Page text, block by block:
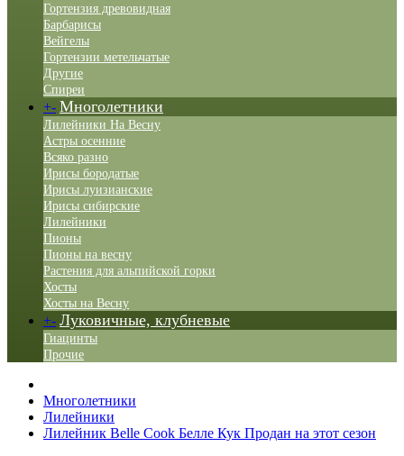
Гортензия древовидная
Барбарисы
Вейгелы
Гортензии метельчатые
Другие
Спиреи
+- Многолетники
Лилейники На Весну
Астры осенние
Всяко разно
Ирисы бородатые
Ирисы луизианские
Ирисы сибирские
Лилейники
Пионы
Пионы на весну
Растения для альпийской горки
Хосты
Хосты на Весну
+- Луковичные, клубневые
Гиацинты
Прочие
Многолетники
Лилейники
Лилейник Belle Сook Белле Кук Продан на этот сезон